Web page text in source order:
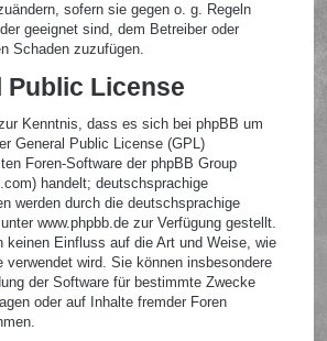
sofern sie gegen o. g. Regeln
geeignet sind, dem Betreiber oder
Schaden zuzufügen.
Public License
Kenntnis, dass es sich bei phpBB um
General Public License (GPL)
Foren-Software der phpBB Group
handelt; deutschsprachige
werden durch die deutschsprachige
www.phpbb.de zur Verfügung gestellt.
keinen Einfluss auf die Art und Weise, wie
verwendet wird. Sie können insbesondere
der Software für bestimmte Zwecke
oder auf Inhalte fremder Foren